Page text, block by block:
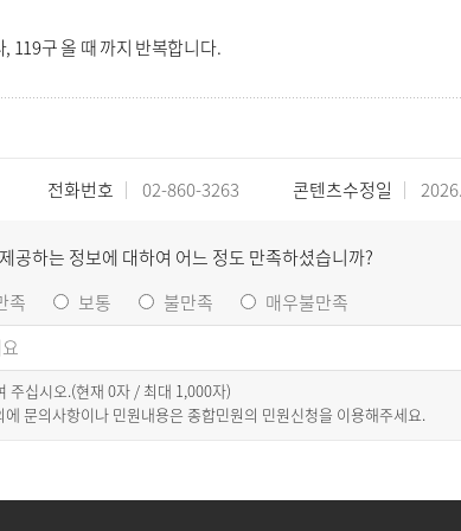
119구 올 때 까지 반복합니다.
전화번호 02-860-3263 콘텐츠수정일
공하는 정보에 대하여 어느 정도 만족하셨습니까?
족 보통 불만족 매우불만족
주십시오.(현재0자 / 최대 1,000자)
에 문의사항이나 민원내용은 종합민원의 민원신청을 이용해주세요.